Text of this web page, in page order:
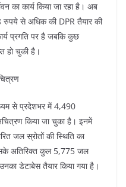
का कार्य किया जा रहा है। अब
से अधिक की DPR तैयार की
प्रगति पर है जबकि कुछ
हो चुकी है।
से प्रदेशभर में 4,490
किया जा चुका है। इनमें
जल स्रोतों की स्थिति का
अतिरिक्त कुल 5,775 जल
डेटाबेस तैयार किया गया है।